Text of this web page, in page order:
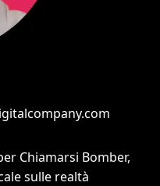
Chiamarsi Bomber,
sulle realtà